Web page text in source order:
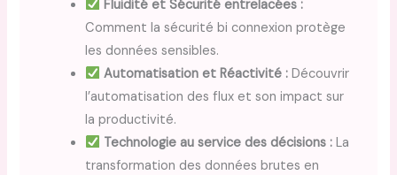
Fluidité et Sécurité entrelacées :
Comment la sécurité bi connexion protège
les données sensibles.
Automatisation et Réactivité :Découvrir
l’automatisation des flux et son impact sur
la productivité.
Technologie au service des décisions :La
transformation des données brutes en